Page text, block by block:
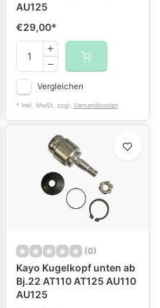
AU125
€29,00*
Vergleichen
* Inkl. MwSt. zzgl. Versandkosten
(0)
Kayo Kugelkopf unten ab
Bj.22 AT110 AT125 AU110
AU125